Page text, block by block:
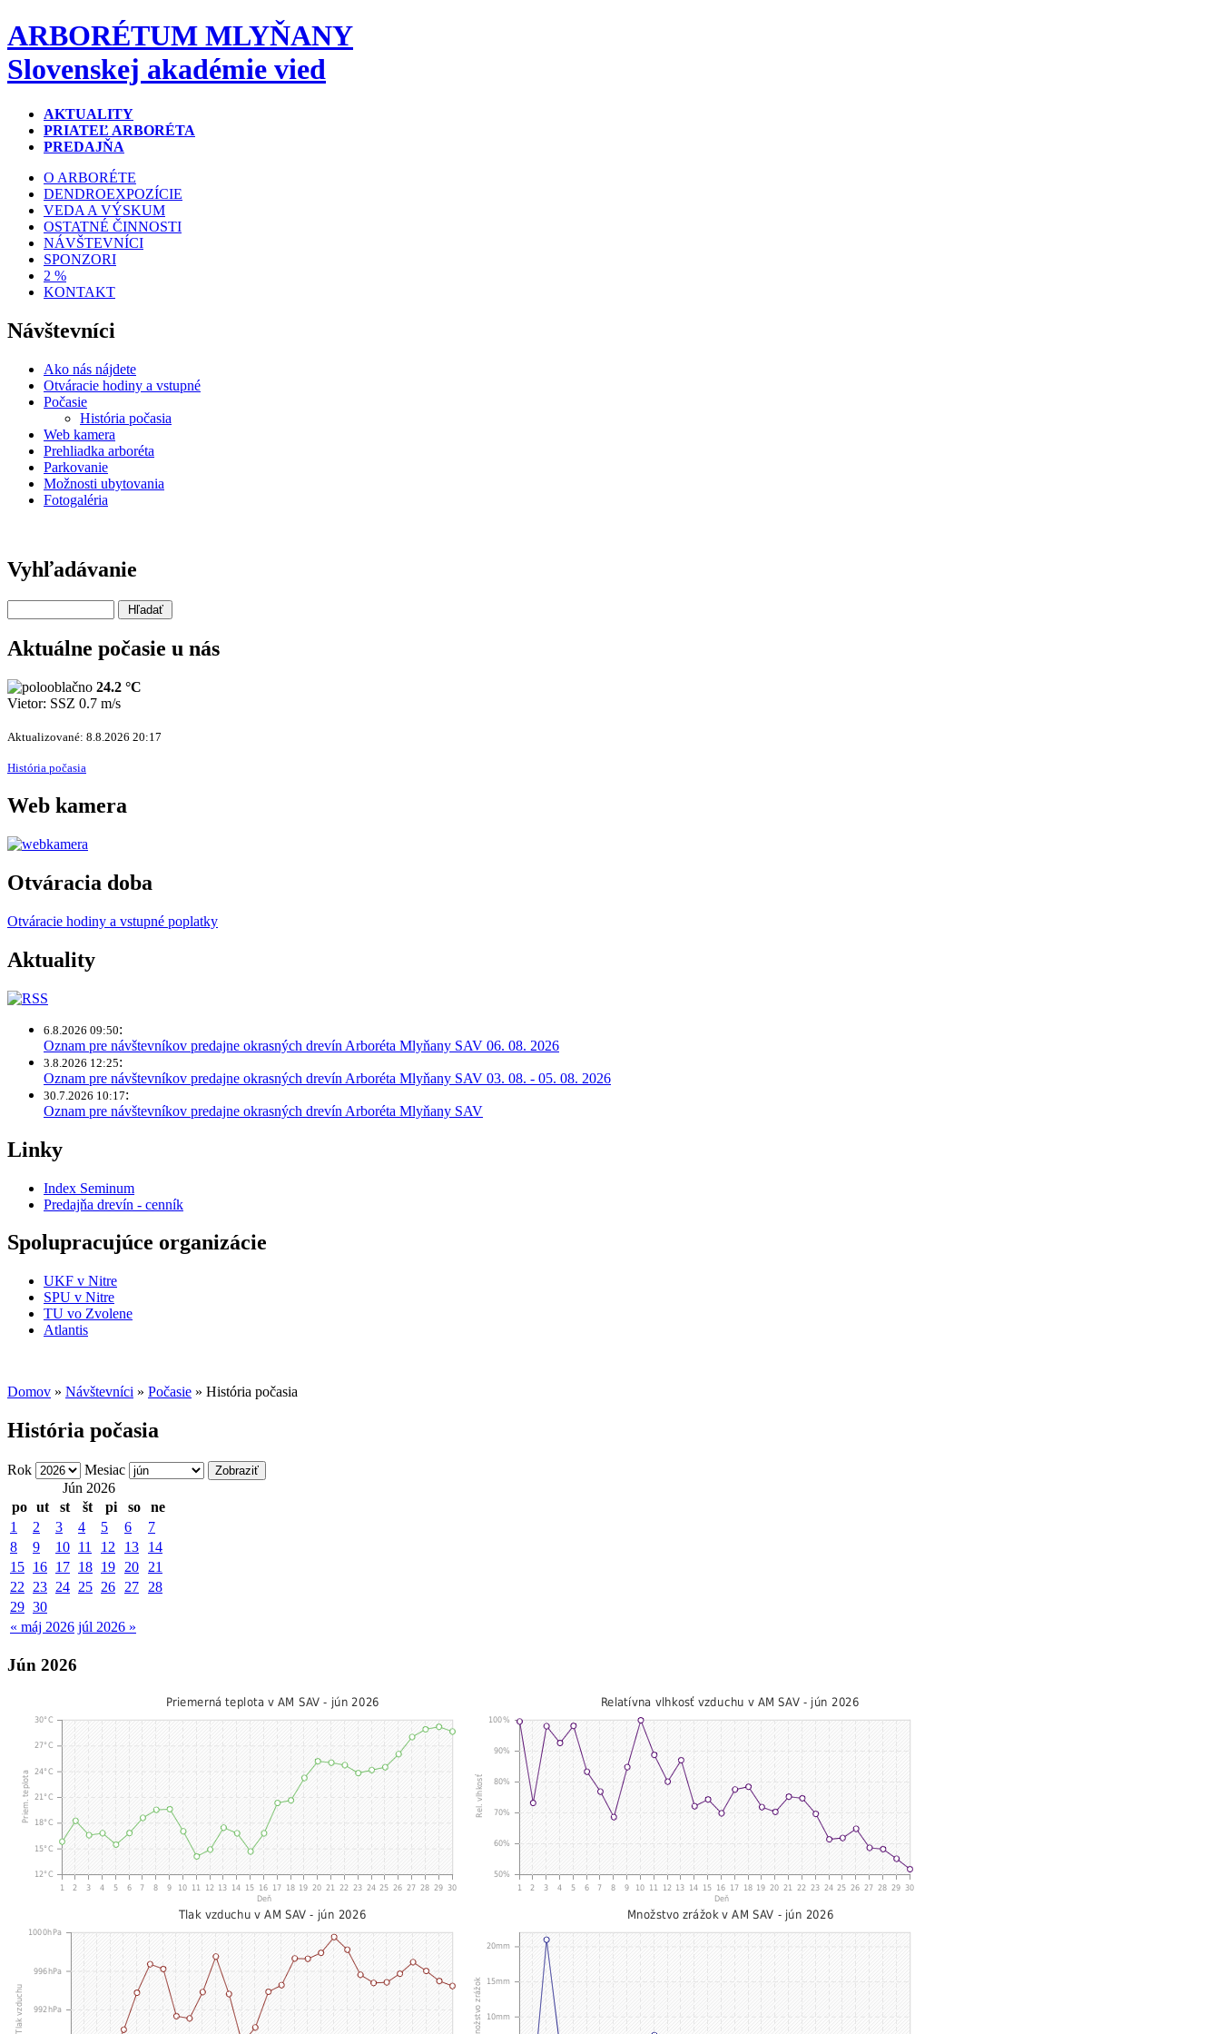
ARBORÉTUM MLYŇANY
Slovenskej akadémie vied
AKTUALITY
PRIATEĽ ARBORÉTA
PREDAJŇA
O ARBORÉTE
DENDROEXPOZÍCIE
VEDA A VÝSKUM
OSTATNÉ ČINNOSTI
NÁVŠTEVNÍCI
SPONZORI
2 %
KONTAKT
Návštevníci
Ako nás nájdete
Otváracie hodiny a vstupné
Počasie
História počasia
Web kamera
Prehliadka arboréta
Parkovanie
Možnosti ubytovania
Fotogaléria
Vyhľadávanie
Aktuálne počasie u nás
24.2 °C
Vietor: SSZ 0.7 m/s
Aktualizované: 8.8.2026 20:17
História počasia
Web kamera
Otváracia doba
Otváracie hodiny a vstupné poplatky
Aktuality
6.8.2026 09:50:
Oznam pre návštevníkov predajne okrasných drevín Arboréta Mlyňany SAV 06. 08. 2026
3.8.2026 12:25:
Oznam pre návštevníkov predajne okrasných drevín Arboréta Mlyňany SAV 03. 08. - 05. 08. 2026
30.7.2026 10:17:
Oznam pre návštevníkov predajne okrasných drevín Arboréta Mlyňany SAV
Linky
Index Seminum
Predajňa drevín - cenník
Spolupracujúce organizácie
UKF v Nitre
SPU v Nitre
TU vo Zvolene
Atlantis
Domov » Návštevníci » Počasie » História počasia
História počasia
Rok
Mesiac
Jún 2026
po ut st št pi so ne
« máj 2026 júl 2026 »
1 2 3 4 5 6
7
8
9 10 11 12 13
14
15 16 17 18 19 20
21
22
23 24 25 26 27
28
29 30
Jún 2026